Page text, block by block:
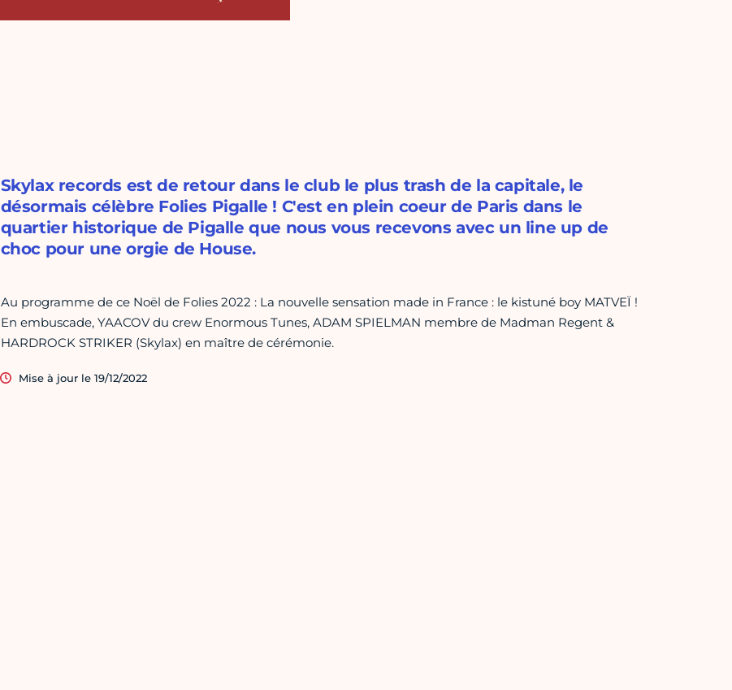
Skylax records est de retour dans le club le plus trash de la capitale, le
désormais célèbre Folies Pigalle ! C'est en plein coeur de Paris dans le
quartier historique de Pigalle que nous vous recevons avec un line up de
choc pour une orgie de House.
Au programme de ce Noël de Folies 2022 : La nouvelle sensation made in France : le kistuné boy MATVEÏ !
En embuscade, YAACOV du crew Enormous Tunes, ADAM SPIELMAN membre de Madman Regent &
HARDROCK STRIKER (Skylax) en maître de cérémonie.
Mise à jour le 19/12/2022